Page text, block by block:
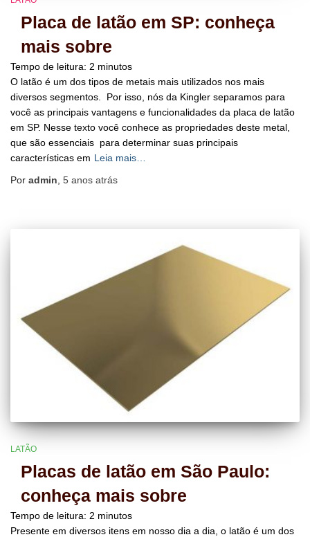
Placa de latão em SP: conheça
mais sobre
Tempo de leitura: 2 minutos
O latão é um dos tipos de metais mais utilizados nos mais
diversos segmentos. Por isso, nós da Kingler separamos para
você as principais vantagens e funcionalidades da placa de latão
em SP. Nesse texto você conhece as propriedades deste metal,
que são essenciais para determinar suas principais
características em Leia mais…
Por admin, 5 anos atrás
LATÃO
Placas de latão em São Paulo:
conheça mais sobre
Tempo de leitura: 2 minutos
Presente em diversos itens em nosso dia a dia, o latão é um dos